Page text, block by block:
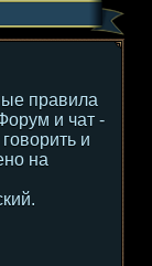
правила
и чат -
и
на